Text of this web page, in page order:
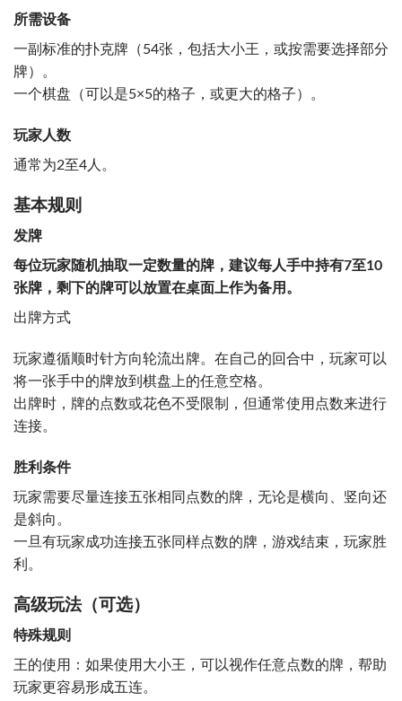
所需设备
一副标准的扑克牌（54张，包括大小王，或按需要选择部分
牌）。
一个棋盘（可以是5×5的格子，或更大的格子）。
玩家人数
通常为2至4人。
基本规则
发牌
每位玩家随机抽取一定数量的牌，建议每人手中持有7至10
张牌，剩下的牌可以放置在桌面上作为备用。
出牌方式
玩家遵循顺时针方向轮流出牌。在自己的回合中，玩家可以
将一张手中的牌放到棋盘上的任意空格。
出牌时，牌的点数或花色不受限制，但通常使用点数来进行
连接。
胜利条件
玩家需要尽量连接五张相同点数的牌，无论是横向、竖向还
是斜向。
一旦有玩家成功连接五张同样点数的牌，游戏结束，玩家胜
利。
高级玩法（可选）
特殊规则
王的使用：如果使用大小王，可以视作任意点数的牌，帮助
玩家更容易形成五连。